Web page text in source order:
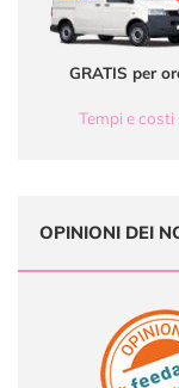
GRATIS per
Tempi e
OPINIONI DEI